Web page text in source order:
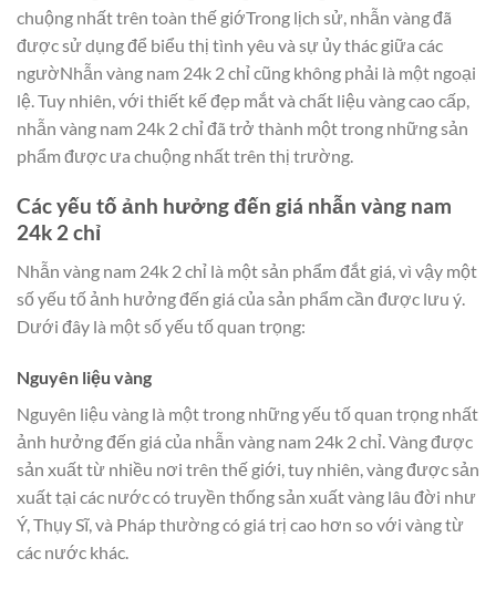
chuộng nhất trên toàn thế giớTrong lịch sử, nhẫn vàng đã
được sử dụng để biểu thị tình yêu và sự ủy thác giữa các
ngườNhẫn vàng nam 24k 2 chỉ cũng không phải là một ngoại
lệ. Tuy nhiên, với thiết kế đẹp mắt và chất liệu vàng cao cấp,
nhẫn vàng nam 24k 2 chỉ đã trở thành một trong những sản
phẩm được ưa chuộng nhất trên thị trường.
Các yếu tố ảnh hưởng đến giá nhẫn vàng nam
24k 2 chỉ
Nhẫn vàng nam 24k 2 chỉ là một sản phẩm đắt giá, vì vậy một
số yếu tố ảnh hưởng đến giá của sản phẩm cần được lưu ý.
Dưới đây là một số yếu tố quan trọng:
Nguyên liệu vàng
Nguyên liệu vàng là một trong những yếu tố quan trọng nhất
ảnh hưởng đến giá của nhẫn vàng nam 24k 2 chỉ. Vàng được
sản xuất từ nhiều nơi trên thế giới, tuy nhiên, vàng được sản
xuất tại các nước có truyền thống sản xuất vàng lâu đời như
Ý, Thụy Sĩ, và Pháp thường có giá trị cao hơn so với vàng từ
các nước khác.